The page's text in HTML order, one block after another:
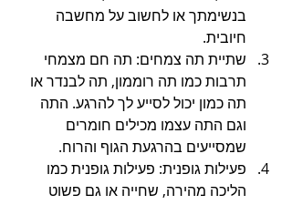
בנשימתך או לחשוב על מחשבה
חיובית.
שתיית תה צמחים: תה חם מצמחי
תרבות כמו תה רוממון, תה לבנדר או
תה כמון יכול לסייע לך להרגע. התה
וגם התה עצמו מכילים חומרים
שמסייעים בהרגעת הגוף והרוח.
פעילות גופנית: פעילות גופנית כמו
הליכה מהירה, שחייה או גם פשוט